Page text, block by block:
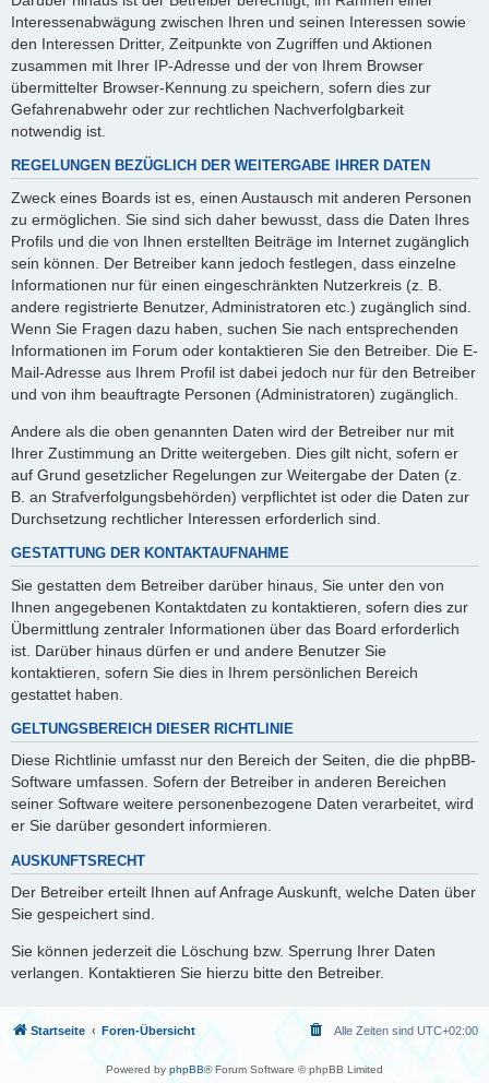
Interessenabwägung zwischen Ihren und seinen Interessen sowie
den Interessen Dritter, Zeitpunkte von Zugriffen und Aktionen
zusammen mit Ihrer IP-Adresse und der von Ihrem Browser
übermittelter Browser-Kennung zu speichern, sofern dies zur
Gefahrenabwehr oder zur rechtlichen Nachverfolgbarkeit
notwendig ist.
REGELUNGEN BEZÜGLICH DER WEITERGABE IHRER DATEN
Zweck eines Boards ist es, einen Austausch mit anderen Personen
zu ermöglichen. Sie sind sich daher bewusst, dass die Daten Ihres
Profils und die von Ihnen erstellten Beiträge im Internet zugänglich
sein können. Der Betreiber kann jedoch festlegen, dass einzelne
Informationen nur für einen eingeschränkten Nutzerkreis (z. B.
andere registrierte Benutzer, Administratoren etc.) zugänglich sind.
Wenn Sie Fragen dazu haben, suchen Sie nach entsprechenden
Informationen im Forum oder kontaktieren Sie den Betreiber. Die E-
Mail-Adresse aus Ihrem Profil ist dabei jedoch nur für den Betreiber
und von ihm beauftragte Personen (Administratoren) zugänglich.
Andere als die oben genannten Daten wird der Betreiber nur mit
Ihrer Zustimmung an Dritte weitergeben. Dies gilt nicht, sofern er
auf Grund gesetzlicher Regelungen zur Weitergabe der Daten (z.
B. an Strafverfolgungsbehörden) verpflichtet ist oder die Daten zur
Durchsetzung rechtlicher Interessen erforderlich sind.
GESTATTUNG DER KONTAKTAUFNAHME
Sie gestatten dem Betreiber darüber hinaus, Sie unter den von
Ihnen angegebenen Kontaktdaten zu kontaktieren, sofern dies zur
Übermittlung zentraler Informationen über das Board erforderlich
ist. Darüber hinaus dürfen er und andere Benutzer Sie
kontaktieren, sofern Sie dies in Ihrem persönlichen Bereich
gestattet haben.
GELTUNGSBEREICH DIESER RICHTLINIE
Diese Richtlinie umfasst nur den Bereich der Seiten, die die phpBB-
Software umfassen. Sofern der Betreiber in anderen Bereichen
seiner Software weitere personenbezogene Daten verarbeitet, wird
er Sie darüber gesondert informieren.
AUSKUNFTSRECHT
Der Betreiber erteilt Ihnen auf Anfrage Auskunft, welche Daten über
Sie gespeichert sind.
Sie können jederzeit die Löschung bzw. Sperrung Ihrer Daten
verlangen. Kontaktieren Sie hierzu bitte den Betreiber.
Startseite Foren-Übersicht Alle Zeiten sind UTC+02:00
Powered by phpBB® Forum Software © phpBB Limited